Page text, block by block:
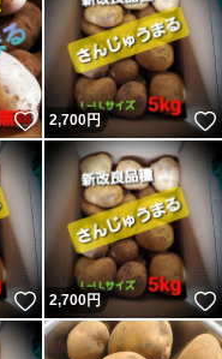
いいね！
2,700円
いいね！
2,700円